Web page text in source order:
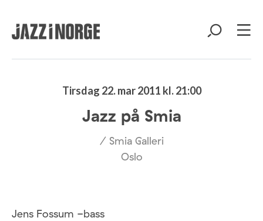
Tirsdag 22. mar 2011 kl. 21:00
Jazz på Smia
/ Smia Galleri
Oslo
Jens Fossum -bass